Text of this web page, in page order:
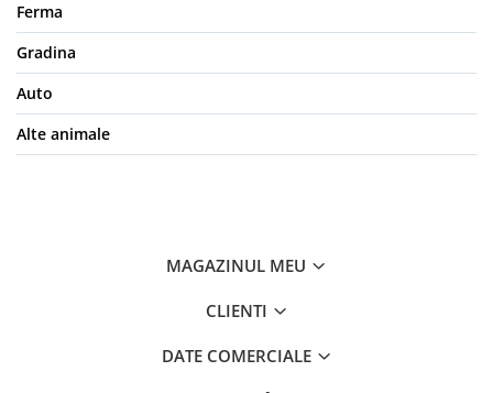
Ferma
Gradina
Auto
Alte animale
MAGAZINUL MEU
CLIENTI
DATE COMERCIALE